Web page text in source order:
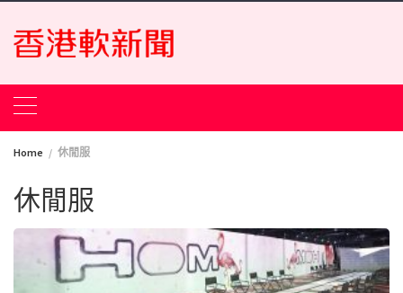
Skip
content
Home 休閒服
休閒服